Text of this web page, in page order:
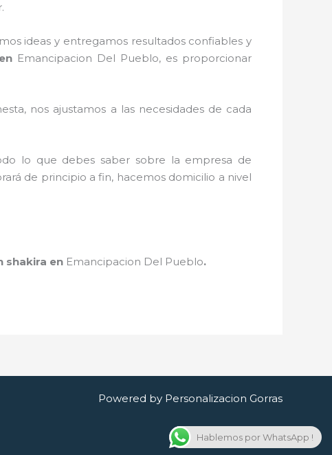
ideas y entregamos resultados confiables y
en Emancipacion Del Pueblo, es proporcionar
nos ajustamos a las necesidades de cada
lo que debes saber sobre la empresa de
de principio a fin, hacemos domicilio a nivel
shakira en Emancipacion Del Pueblo.
Powered by Personalizacion Gorras
Hablemos por WhatsApp !